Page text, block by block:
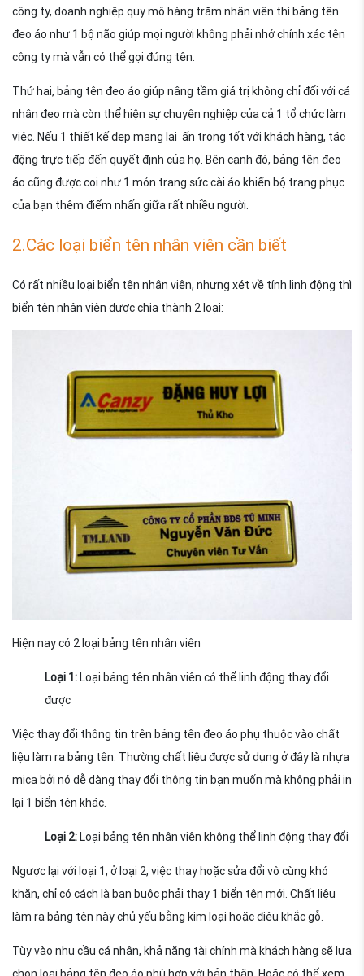
công ty, doanh nghiệp quy mô hàng trăm nhân viên thì bảng tên
đeo áo như 1 bộ não giúp mọi người không phải nhớ chính xác tên
công ty mà vẫn có thể gọi đúng tên.
Thứ hai, bảng tên đeo áo giúp nâng tầm giá trị không chỉ đối với cá
nhân đeo mà còn thể hiện sự chuyên nghiệp của cả 1 tổ chức làm
việc. Nếu 1 thiết kế đẹp mang lại ấn trọng tốt với khách hàng, tác
động trực tiếp đến quyết định của họ. Bên cạnh đó, bảng tên đeo
áo cũng được coi như 1 món trang sức cài áo khiến bộ trang phục
của bạn thêm điểm nhấn giữa rất nhiều người.
2.Các loại biển tên nhân viên cần biết
Có rất nhiều loại biển tên nhân viên, nhưng xét về tính linh động thì
biển tên nhân viên được chia thành 2 loại:
Hiện nay có 2 loại bảng tên nhân viên
Loại 1:Loại bảng tên nhân viên có thể linh động thay đổi
được
Việc thay đổi thông tin trên bảng tên đeo áo phụ thuộc vào chất
liệu làm ra bảng tên. Thường chất liệu được sử dụng ở đây là nhựa
mica bởi nó dễ dàng thay đổi thông tin bạn muốn mà không phải in
lại 1 biển tên khác.
Loại 2:Loại bảng tên nhân viên không thể linh động thay đổi
Ngược lại với loại 1, ở loại 2, việc thay hoặc sửa đổi vô cùng khó
khăn, chỉ có cách là bạn buộc phải thay 1 biển tên mới. Chất liệu
làm ra bảng tên này chủ yếu bằng kim loại hoặc điêu khắc gỗ.
Tùy vào nhu cầu cá nhân, khả năng tài chính mà khách hàng sẽ lựa